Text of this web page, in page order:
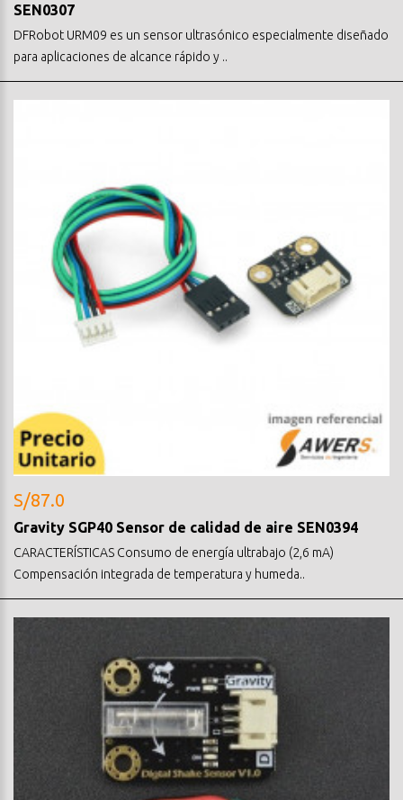
SEN0307
DFRobot URM09 es un sensor ultrasónico especialmente diseñado
para aplicaciones de alcance rápido y ..
S/87.0
Gravity SGP40 Sensor de calidad de aire SEN0394
CARACTERÍSTICAS Consumo de energía ultrabajo (2,6 mA)
Compensación integrada de temperatura y humeda..